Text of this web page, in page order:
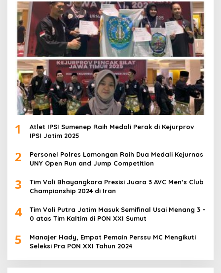
1
Atlet IPSI Sumenep Raih Medali Perak di Kejurprov
IPSI Jatim 2025
2
Personel Polres Lamongan Raih Dua Medali Kejurnas
UNY Open Run and Jump Competition
3
Tim Voli Bhayangkara Presisi Juara 3 AVC Men’s Club
Championship 2024 di Iran
4
Tim Voli Putra Jatim Masuk Semifinal Usai Menang 3 –
0 atas Tim Kaltim di PON XXI Sumut
5
Manajer Hady, Empat Pemain Perssu MC Mengikuti
Seleksi Pra PON XXI Tahun 2024